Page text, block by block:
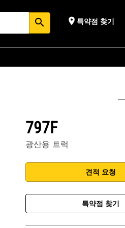
search place 특약점 찾기
797F
광산용 트럭
견적 요청
특약점 찾기